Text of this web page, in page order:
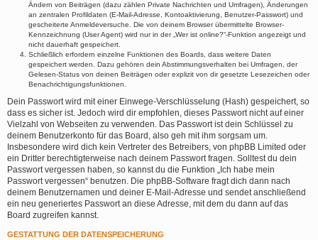
Ändern von Beiträgen (dazu zählen Private Nachrichten und Umfragen), Änderungen
an zentralen Profildaten (E-Mail-Adresse, Kontoaktivierung, Benutzer-Passwort) und
gescheiterte Anmeldeversuche. Die von deinem Browser übermittelte Browser-
Kennzeichnung (User Agent) wird nur in der „Wer ist online?“-Funktion angezeigt und
nicht dauerhaft gespeichert.
Schließlich erfordern einzelne Funktionen des Boards, dass weitere Daten
gespeichert werden. Dazu gehören dein Abstimmungsverhalten bei Umfragen, der
Gelesen-Status von deinen Beiträgen oder explizit von dir gesetzte Lesezeichen oder
Benachrichtigungsfunktionen.
Dein Passwort wird mit einer Einwege-Verschlüsselung (Hash) gespeichert, so
dass es sicher ist. Jedoch wird dir empfohlen, dieses Passwort nicht auf einer
Vielzahl von Webseiten zu verwenden. Das Passwort ist dein Schlüssel zu
deinem Benutzerkonto für das Board, also geh mit ihm sorgsam um.
Insbesondere wird dich kein Vertreter des Betreibers, von phpBB Limited oder
ein Dritter berechtigterweise nach deinem Passwort fragen. Solltest du dein
Passwort vergessen haben, so kannst du die Funktion „Ich habe mein
Passwort vergessen“ benutzen. Die phpBB-Software fragt dich dann nach
deinem Benutzernamen und deiner E-Mail-Adresse und sendet anschließend
ein neu generiertes Passwort an diese Adresse, mit dem du dann auf das
Board zugreifen kannst.
GESTATTUNG DER DATENSPEICHERUNG